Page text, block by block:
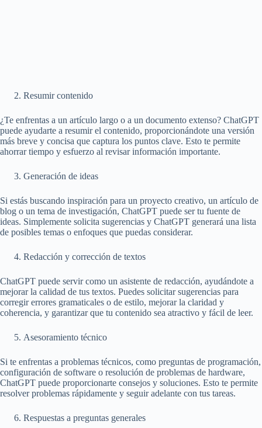
Resumir contenido
¿Te enfrentas a un artículo largo o a un documento extenso? ChatGPT
puede ayudarte a resumir el contenido, proporcionándote una versión
más breve y concisa que captura los puntos clave. Esto te permite
ahorrar tiempo y esfuerzo al revisar información importante.
Generación de ideas
Si estás buscando inspiración para un proyecto creativo, un artículo de
blog o un tema de investigación, ChatGPT puede ser tu fuente de
ideas. Simplemente solicita sugerencias y ChatGPT generará una lista
de posibles temas o enfoques que puedas considerar.
Redacción y corrección de textos
ChatGPT puede servir como un asistente de redacción, ayudándote a
mejorar la calidad de tus textos. Puedes solicitar sugerencias para
corregir errores gramaticales o de estilo, mejorar la claridad y
coherencia, y garantizar que tu contenido sea atractivo y fácil de leer.
Asesoramiento técnico
Si te enfrentas a problemas técnicos, como preguntas de programación,
configuración de software o resolución de problemas de hardware,
ChatGPT puede proporcionarte consejos y soluciones. Esto te permite
resolver problemas rápidamente y seguir adelante con tus tareas.
Respuestas a preguntas generales